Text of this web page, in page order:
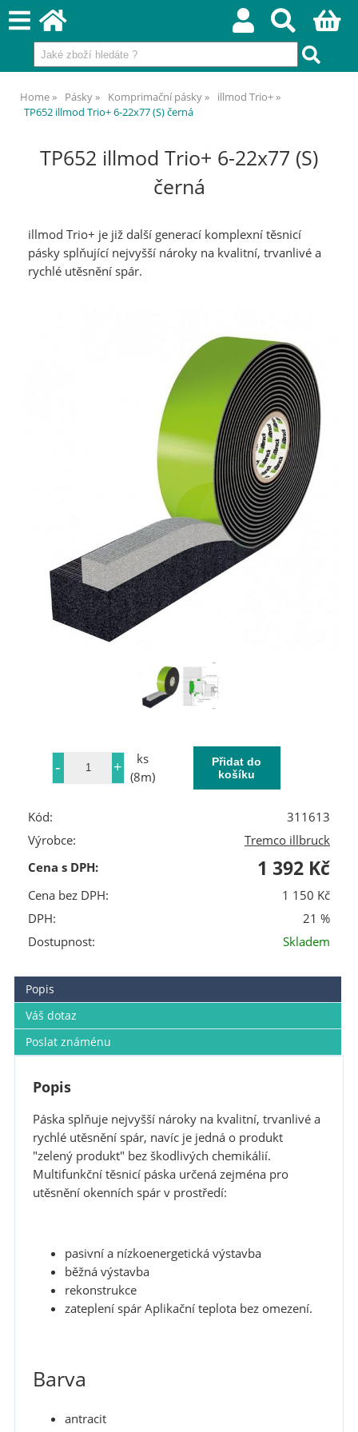
Home Pásky Komprimační pásky
illmod Trio+
TP652 illmod Trio+ 6-22x77 (S) černá
TP652 illmod Trio+ 6-22x77 (S)
černá
illmod Trio+ je již další generací komplexní těsnicí
pásky splňující nejvyšší nároky na kvalitní, trvanlivé a
rychlé utěsnění spár.
ks
(8m)
Kód:
311613
Výrobce:
Tremco illbruck
Cena s DPH:
1 392 Kč
Cena bez DPH:
1 150 Kč
DPH:
21 %
Dostupnost:
Skladem
Popis
Váš dotaz
Poslat známénu
Popis
Páska splňuje nejvyšší nároky na kvalitní, trvanlivé a
rychlé utěsnění spár, navíc je jedná o produkt
"zelený produkt" bez škodlivých chemikálií.
Multifunkční těsnicí páska určená zejména pro
utěsnění okenních spár v prostředí:
pasivní a nízkoenergetická výstavba
běžná výstavba
rekonstrukce
zateplení spár Aplikační teplota bez omezení.
Barva
antracit